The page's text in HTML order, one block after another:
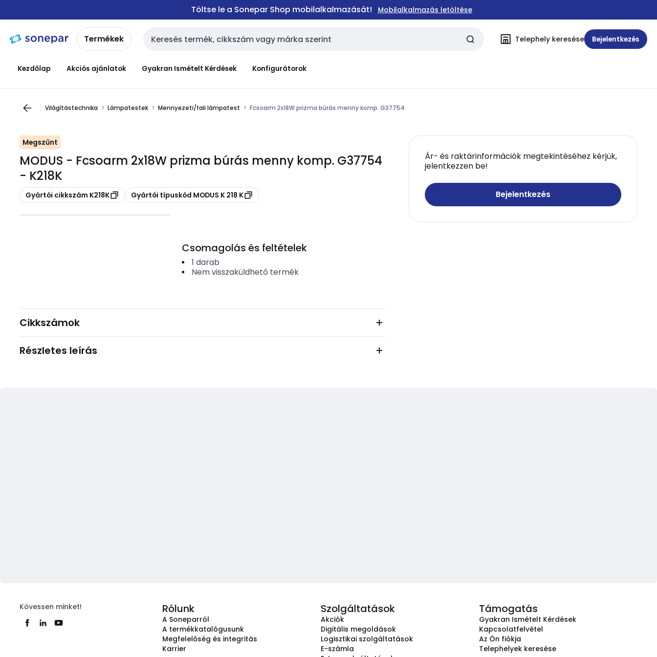
navigációhoztartalomra
Töltse le a Sonepar Shop mobilalkalmazását! Mobilalkalmazás letöltése
Termékek Keresési bemenet Telephely keresése Bejelentkezés
Kezdőlap Akciós ajánlatok Gyakran Ismételt Kérdések Konfigurátorok
Világítástechnika Lámpatestek Mennyezeti/fali lámpatest Fcsoarm 2x18W prizma búrás menny komp. G37754
Megszűnt
MODUS - Fcsoarm 2x18W prizma búrás menny komp. G37754
- K218K
Másolás
Gyártói cikkszám K218K Másolás
Gyártói típuskód MODUS K 218 K
Ár- és raktárinformációk megtekintéséhez kérjük,
jelentkezzen be!
Bejelentkezés
Csomagolás és feltételek
1 darab
Nem visszaküldhető termék
Cikkszámok
Részletes leírás
Kövessen minket! Rólunk
A Soneparról
A termékkatalógusunk
Megfelelőség és integritás
Karrier
Szolgáltatások
Akciók
Digitális megoldások
Logisztikai szolgáltatások
E-számla
Támogatás
Gyakran Ismételt Kérdések
Kapcsolatfelvétel
Az Ön fiókja
Telephelyek keresése